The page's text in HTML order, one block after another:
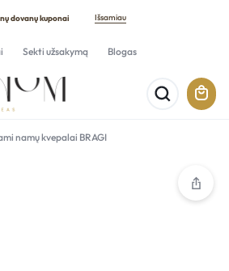
dovanų kuponai Išsamiau
Sekti užsakymą Blogas
namų kvepalai BRAGI